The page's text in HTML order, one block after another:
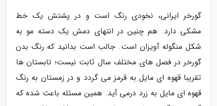
گورخر ایرانی، نخودی رنگ است و در پشتش یک خط
مشکی دارد. هم چنین در انتهای دمش یک دسته مو به
شکل منگوله آویزان است. جالب است بدانید که رنگ بدن
گورخر در فصل های مختلف سال ثابت نیست؛ تابستان ها
تقریبا قهوه ای مایل به قرمز می گردد و در زمستان به رنگ
قهوه ای مایل به زرد درمی آید. همین مسئله باعث شده که